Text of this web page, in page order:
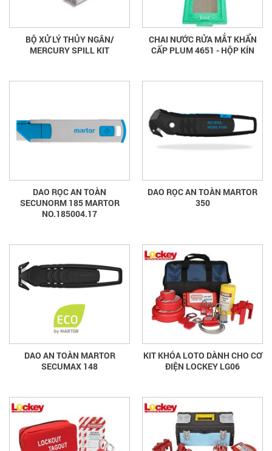
BỘ XỬ LÝ THỦY NGÂN/
MERCURY SPILL KIT
CHAI NƯỚC RỬA MẮT KHẨN
CẤP PLUM 4651 - HỘP KÍN
DAO RỌC AN TOÀN
SECUNORM 185 MARTOR
NO.185004.17
DAO RỌC AN TOÀN MARTOR
350
DAO AN TOÀN MARTOR
SECUMAX 148
KIT KHÓA LOTO DÀNH CHO CƠ
ĐIỆN LOCKEY LG06